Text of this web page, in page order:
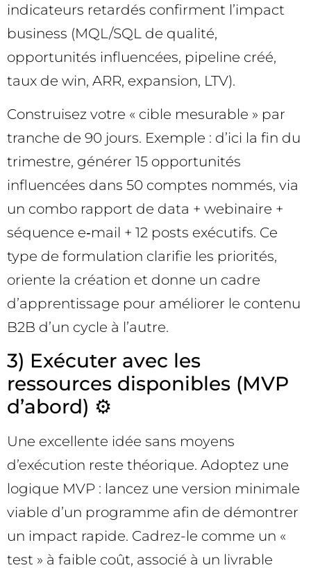
indicateurs retardés confirment l’impact
business (MQL/SQL de qualité,
opportunités influencées, pipeline créé,
taux de win, ARR, expansion, LTV).
Construisez votre « cible mesurable » par
tranche de 90 jours. Exemple : d’ici la fin du
trimestre, générer 15 opportunités
influencées dans 50 comptes nommés, via
un combo rapport de data + webinaire +
séquence e‑mail + 12 posts exécutifs. Ce
type de formulation clarifie les priorités,
oriente la création et donne un cadre
d’apprentissage pour améliorer le contenu
B2B d’un cycle à l’autre.
3) Exécuter avec les
ressources disponibles (MVP
d’abord) ⚙️
Une excellente idée sans moyens
d’exécution reste théorique. Adoptez une
logique MVP : lancez une version minimale
viable d’un programme afin de démontrer
un impact rapide. Cadrez-le comme un «
test » à faible coût, associé à un livrable